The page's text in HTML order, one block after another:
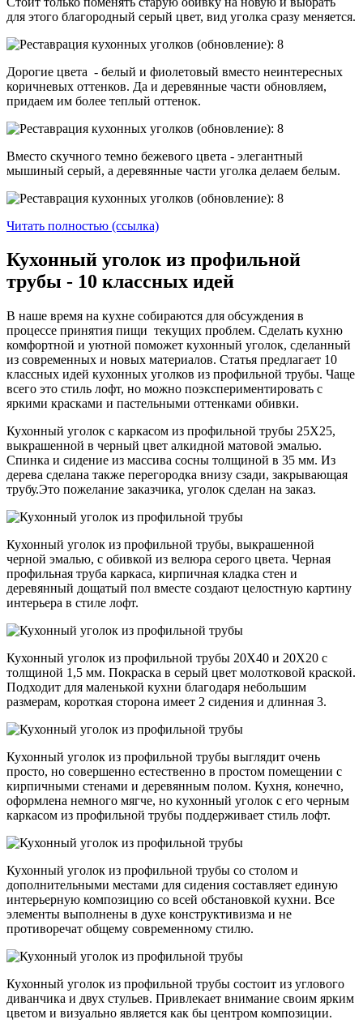
для этого благородный серый цвет, вид уголка сразу меняется.
Дорогие цвета - белый и фиолетовый вместо неинтересных
коричневых оттенков. Да и деревянные части обновляем,
придаем им более теплый оттенок.
Вместо скучного темно бежевого цвета - элегантный
мышиный серый, а деревянные части уголка делаем белым.
Читать полностью (ссылка)
Кухонный уголок из профильной
трубы - 10 классных идей
В наше время на кухне собираются для обсуждения в
процессе принятия пищи текущих проблем. Сделать кухню
комфортной и уютной поможет кухонный уголок, сделанный
из современных и новых материалов. Статья предлагает 10
классных идей кухонных уголков из профильной трубы. Чаще
всего это стиль лофт, но можно поэкспериментировать с
яркими красками и пастельными оттенками обивки.
Кухонный уголок с каркасом из профильной трубы 25Х25,
выкрашенной в черный цвет алкидной матовой эмалью.
Спинка и сидение из массива сосны толщиной в 35 мм. Из
дерева сделана также перегородка внизу сзади, закрывающая
трубу.Это пожелание заказчика, уголок сделан на заказ.
Кухонный уголок из профильной трубы, выкрашенной
черной эмалью, с обивкой из велюра серого цвета. Черная
профильная труба каркаса, кирпичная кладка стен и
деревянный дощатый пол вместе создают целостную картину
интерьера в стиле лофт.
Кухонный уголок из профильной трубы 20Х40 и 20Х20 с
толщиной 1,5 мм. Покраска в серый цвет молотковой краской.
Подходит для маленькой кухни благодаря небольшим
размерам, короткая сторона имеет 2 сидения и длинная 3.
Кухонный уголок из профильной трубы выглядит очень
просто, но совершенно естественно в простом помещении с
кирпичными стенами и деревянным полом. Кухня, конечно,
оформлена немного мягче, но кухонный уголок с его черным
каркасом из профильной трубы поддерживает стиль лофт.
Кухонный уголок из профильной трубы со столом и
дополнительными местами для сидения составляет единую
интерьерную композицию со всей обстановкой кухни. Все
элементы выполнены в духе конструктивизма и не
противоречат общему современному стилю.
Кухонный уголок из профильной трубы состоит из углового
диванчика и двух стульев. Привлекает внимание своим ярким
цветом и визуально является как бы центром композиции.